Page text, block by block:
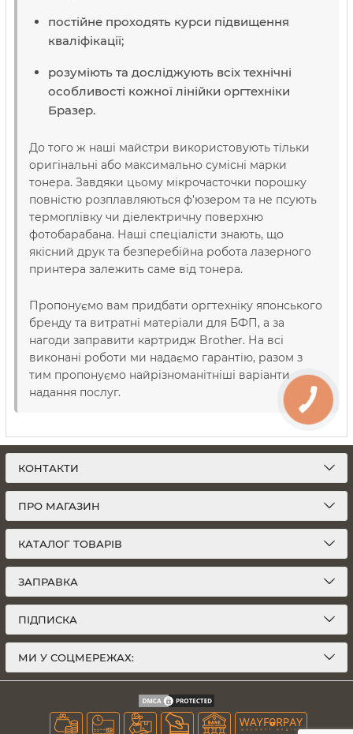
постійне проходять курси підвищення
кваліфікації;
розуміють та досліджують всіх технічні
особливості кожної лінійки оргтехніки
Бразер.
До того ж наші майстри використовують тільки
оригінальні або максимально сумісні марки
тонера. Завдяки цьому мікрочасточки порошку
повністю розплавляються ф’юзером та не псують
термоплівку чи діелектричну поверхню
фотобарабана. Наші спеціалісти знають, що
якісний друк та безперебійна робота лазерного
принтера залежить саме від тонера.
Пропонуємо вам придбати оргтехніку японського
бренду та витратні матеріали для БФП, а за
нагоди заправити картридж Brother. На всі
виконані роботи ми надаємо гарантію, разом з
тим пропонуємо найрізноманітніші варіанти
надання послуг.
КОНТАКТИ
ПРО МАГАЗИН
КАТАЛОГ ТОВАРІВ
ЗАПРАВКА
ПІДПИСКА
МИ У СОЦМЕРЕЖАХ: